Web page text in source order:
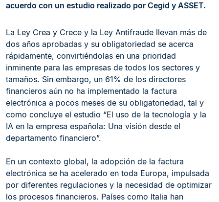
acuerdo con un estudio realizado por Cegid y ASSET.
La Ley Crea y Crece y la Ley Antifraude llevan más de
dos años aprobadas y su obligatoriedad se acerca
rápidamente, convirtiéndolas en una prioridad
inminente para las empresas de todos los sectores y
tamaños. Sin embargo, un 61% de los directores
financieros aún no ha implementado la factura
electrónica a pocos meses de su obligatoriedad, tal y
como concluye el estudio “El uso de la tecnología y la
IA en la empresa española: Una visión desde el
departamento financiero”.
En un contexto global, la adopción de la factura
electrónica se ha acelerado en toda Europa, impulsada
por diferentes regulaciones y la necesidad de optimizar
los procesos financieros. Países como Italia han